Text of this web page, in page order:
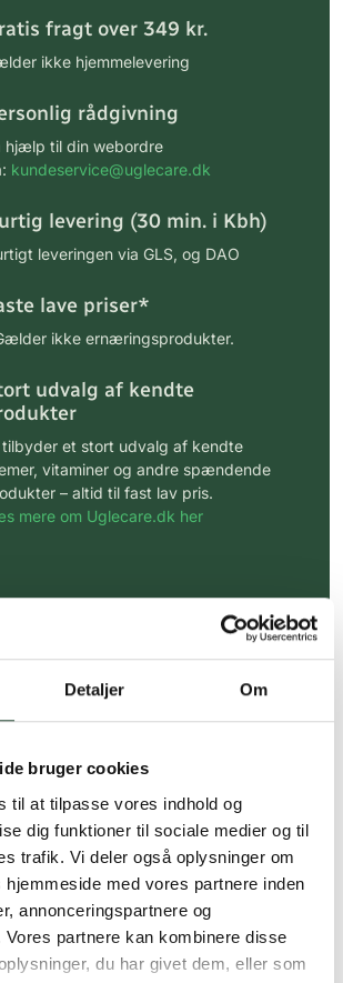
Detaljer Om
bruger cookies
til at tilpasse vores indhold og
dig funktioner til sociale medier og til
trafik. Vi deler også oplysninger om
hjemmeside med vores partnere inden
annonceringspartnere og
Vores partnere kan kombinere disse
du har givet dem, eller som
fragt over 349 kr.
ikke hjemmelevering
rådgivning
hjælp til din webordre
kundeservice@uglecare.dk
levering (30 min. i Kbh)
leveringen via GLS, og DAO
lave priser*
ikke ernæringsprodukter.
udvalg af kendte
et stort udvalg af kendte
vitaminer og andre spændende
– altid til fast lav pris.
mere om Uglecare.dk her